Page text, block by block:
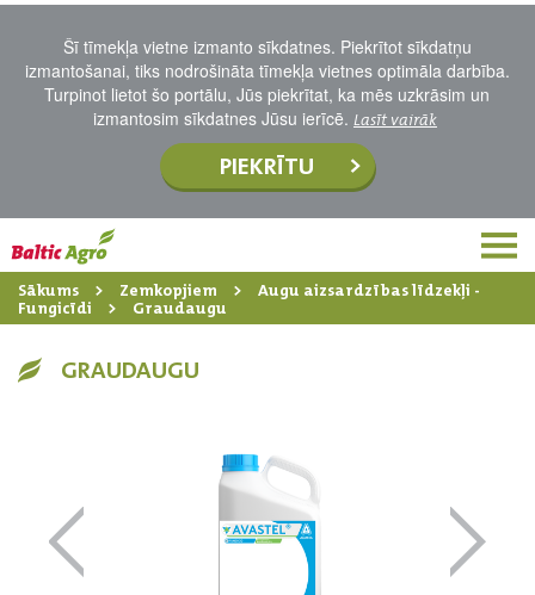
Šī tīmekļa vietne izmanto sīkdatnes. Piekrītot sīkdatņu
izmantošanai, tiks nodrošināta tīmekļa vietnes optimāla darbība.
Turpinot lietot šo portālu, Jūs piekrītat, ka mēs uzkrāsim un
izmantosim sīkdatnes Jūsu ierīcē. Lasīt vairāk
PIEKRĪTU
Sākums Zemkopjiem
Augu aizsardzības līdzekļi -
Fungicīdi
Graudaugu
GRAUDAUGU